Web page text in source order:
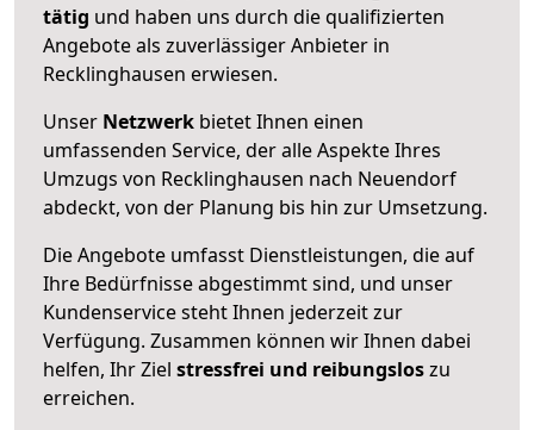
tätig und haben uns durch die qualifizierten
Angebote als zuverlässiger Anbieter in
Recklinghausen erwiesen.
Unser Netzwerk bietet Ihnen einen
umfassenden Service, der alle Aspekte Ihres
Umzugs von Recklinghausen nach Neuendorf
abdeckt, von der Planung bis hin zur Umsetzung.
Die Angebote umfasst Dienstleistungen, die auf
Ihre Bedürfnisse abgestimmt sind, und unser
Kundenservice steht Ihnen jederzeit zur
Verfügung. Zusammen können wir Ihnen dabei
helfen, Ihr Ziel stressfrei und reibungsloszu
erreichen.